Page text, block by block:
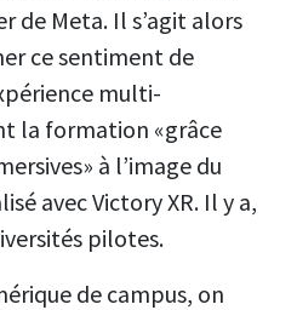
de Meta. Il s’agit alors
ce sentiment de
multi-
la formation «grâce
à l’image du
avec Victory XR. Il y a,
pilotes.
de campus, on